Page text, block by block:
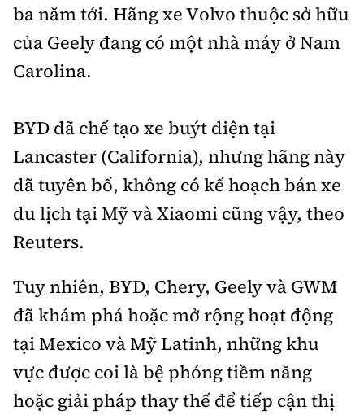
ba năm tới. Hãng xe Volvo thuộc sở hữu
của Geely đang có một nhà máy ở Nam
Carolina.
BYD đã chế tạo xe buýt điện tại
Lancaster (California), nhưng hãng này
đã tuyên bố, không có kế hoạch bán xe
du lịch tại Mỹ và Xiaomi cũng vậy, theo
Reuters.
Tuy nhiên, BYD, Chery, Geely và GWM
đã khám phá hoặc mở rộng hoạt động
tại Mexico và Mỹ Latinh, những khu
vực được coi là bệ phóng tiềm năng
hoặc giải pháp thay thế để tiếp cận thị